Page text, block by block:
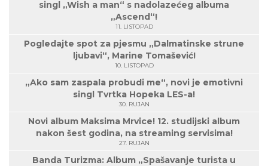
singl „Wish a man“ s nadolazećeg albuma
„Ascend“!
11. LISTOPAD
Pogledajte spot za pjesmu „Dalmatinske strune
ljubavi“, Marine Tomašević!
10. LISTOPAD
„Ako sam zaspala probudi me“, novi je emotivni
singl Tvrtka Hopeka LES-a!
30. RUJAN
Novi album Maksima Mrvice! 12. studijski album
nakon šest godina, na streaming servisima!
27. RUJAN
Banda Turizma: Album „Spašavanje turista u